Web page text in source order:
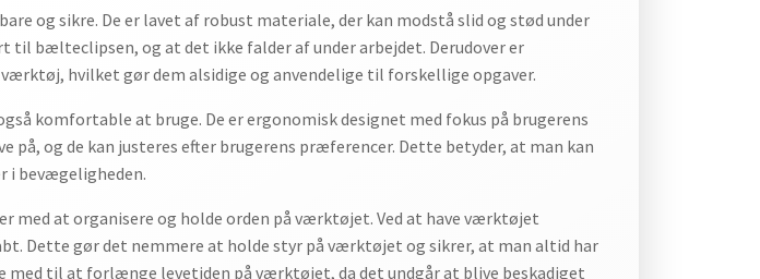
og sikre. De er lavet af robust materiale, der kan modstå slid og stød under
bælteclipsen, og at det ikke falder af under arbejdet. Derudover er
hvilket gør dem alsidige og anvendelige til forskellige opgaver.
komfortable at bruge. De er ergonomisk designet med fokus på brugerens
og de kan justeres efter brugerens præferencer. Dette betyder, at man kan
i bevægeligheden.
med at organisere og holde orden på værktøjet. Ved at have værktøjet
Dette gør det nemmere at holde styr på værktøjet og sikrer, at man altid har
til at forlænge levetiden på værktøjet, da det undgår at blive beskadiget